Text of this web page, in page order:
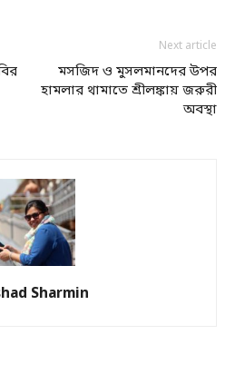
Next article
মসজিদ ও মুসলমানদের উপর
হামলার থামাতে শ্রীলঙ্কায় জরুরী
অবস্থা
Sharmin